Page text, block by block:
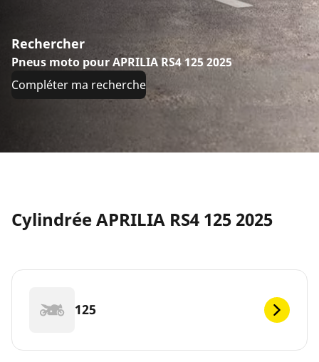
Rechercher
Pneus moto pour APRILIA RS4 125 2025
Compléter ma recherche
Cylindrée APRILIA RS4 125 2025
125